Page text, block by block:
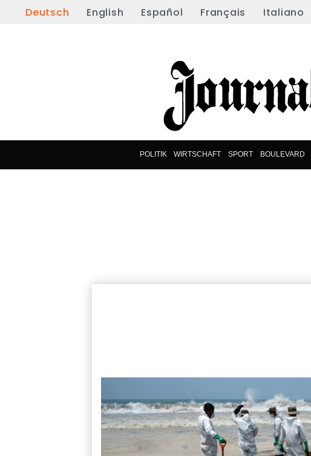
Deutsch English Español Français Italiano
POLITIK WIRTSCHAFT SPORT BOULEVARD